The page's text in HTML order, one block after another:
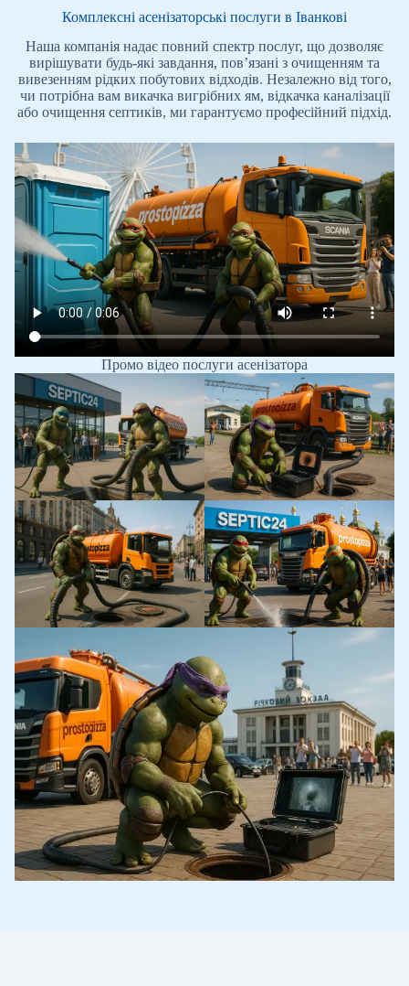
Комплексні асенізаторські послуги в Іванкові
Наша компанія надає повний спектр послуг, що дозволяє
вирішувати будь-які завдання, пов’язані з очищенням та
вивезенням рідких побутових відходів. Незалежно від того,
чи потрібна вам викачка вигрібних ям, відкачка каналізації
або очищення септиків, ми гарантуємо професійний підхід.
Промо відео послуги асенізатора